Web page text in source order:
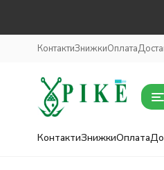
КонтактиЗнижкиОплата
КонтактиЗнижкиОплата